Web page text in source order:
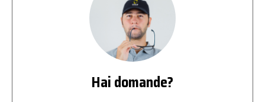
Hai domande?